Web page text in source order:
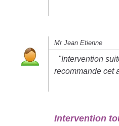
Mr Jean Etienne
"Intervention
recommande cet
Intervention